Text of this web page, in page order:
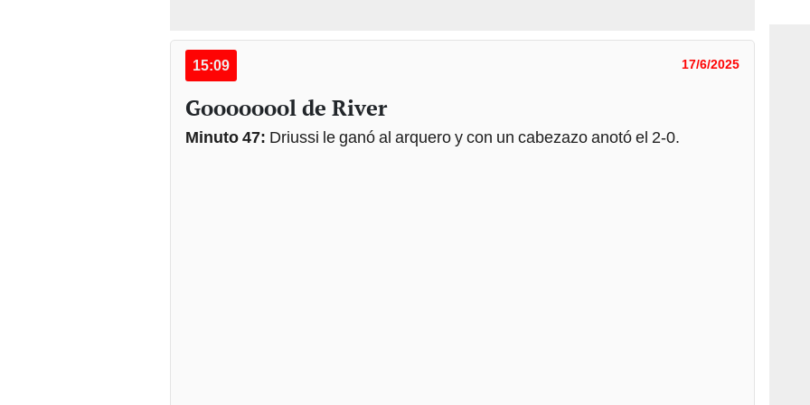
15:09 17/6/2025
Goooooool de River
Minuto 47: Driussi le ganó al arquero y con un cabezazo anotó el 2-0.